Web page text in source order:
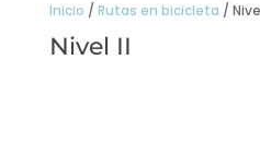
Inicio / Rutas en bicicleta /
Nivel II